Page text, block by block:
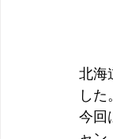
北海
した。
今回